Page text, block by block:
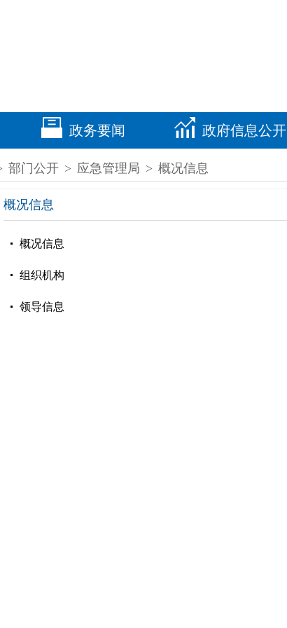
政务要闻 政府信息公开
部门公开 > 应急管理局 > 概况信息
概况信息
概况信息
组织机构
领导信息